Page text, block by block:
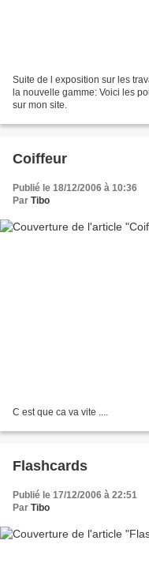
Suite de l exposition sur les
la nouvelle gamme: Voici les
sur mon site.
Coiffeur
Publié le 18/12/2006 à 10:36
Par Tibo
C est que ca va vite ....
Flashcards
Publié le 17/12/2006 à 22:51
Par Tibo